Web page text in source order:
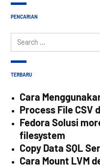
PENCARIAN
Search
for:
TERBARU
Cara
Process File CSV
Fedora Solusi
filesystem
Copy Data SQL
Cara Mount LVM